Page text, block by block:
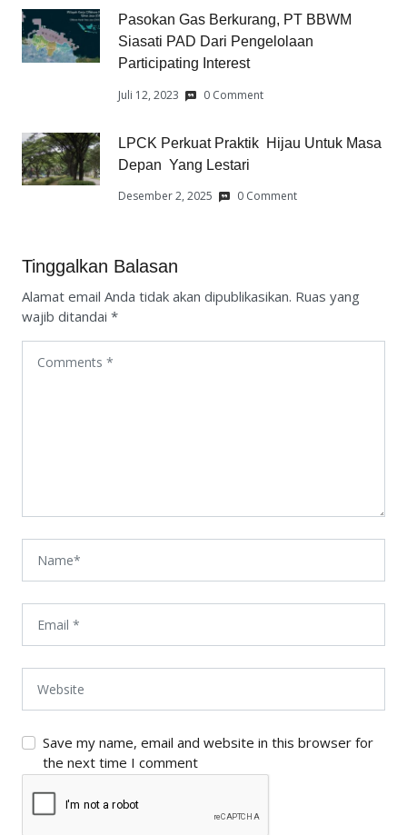
Pasokan Gas Berkurang, PT BBWM
Siasati PAD Dari Pengelolaan
Participating Interest
Juli 12, 2023 0 Comment
LPCK Perkuat Praktik Hijau Untuk Masa
Depan Yang Lestari
Desember 2, 2025 0 Comment
Tinggalkan Balasan
Alamat email Anda tidak akan dipublikasikan. Ruas yang
wajib ditandai *
Save my name, email and website in this browser for
the next time I comment